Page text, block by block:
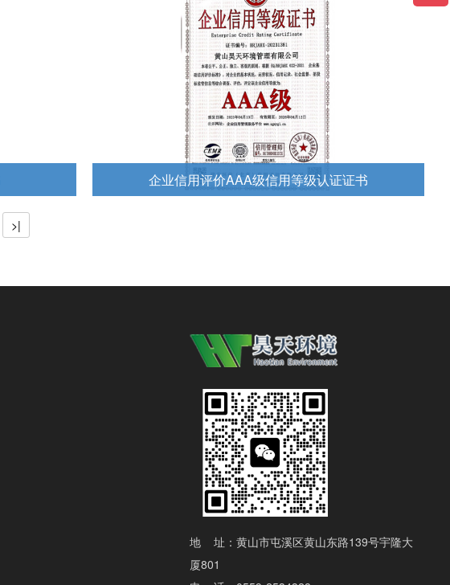
企业信用评价AAA级信用等级认证证书
>|
地 址：黄山市屯溪区黄山东路139号宇隆大
厦801